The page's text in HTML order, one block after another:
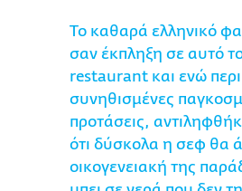
Το καθαρά ελληνικό
σαν έκπληξη σε αυτό
restaurant και ενώ
συνηθισμένες
προτάσεις,
ότι δύσκολα η σεφ θα
οικογενειακή της